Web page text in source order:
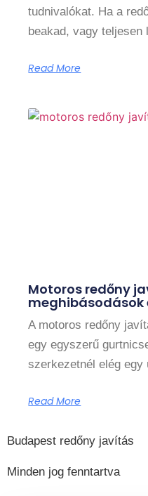
tudnivalókat. Ha a
beakad, vagy teljesen
Read More
Motoros redőny
meghibásodások
A motoros redőny
egy egyszerű
szerkezetnél elég
Read More
Budapest redőny javítás
Minden jog fenntartva